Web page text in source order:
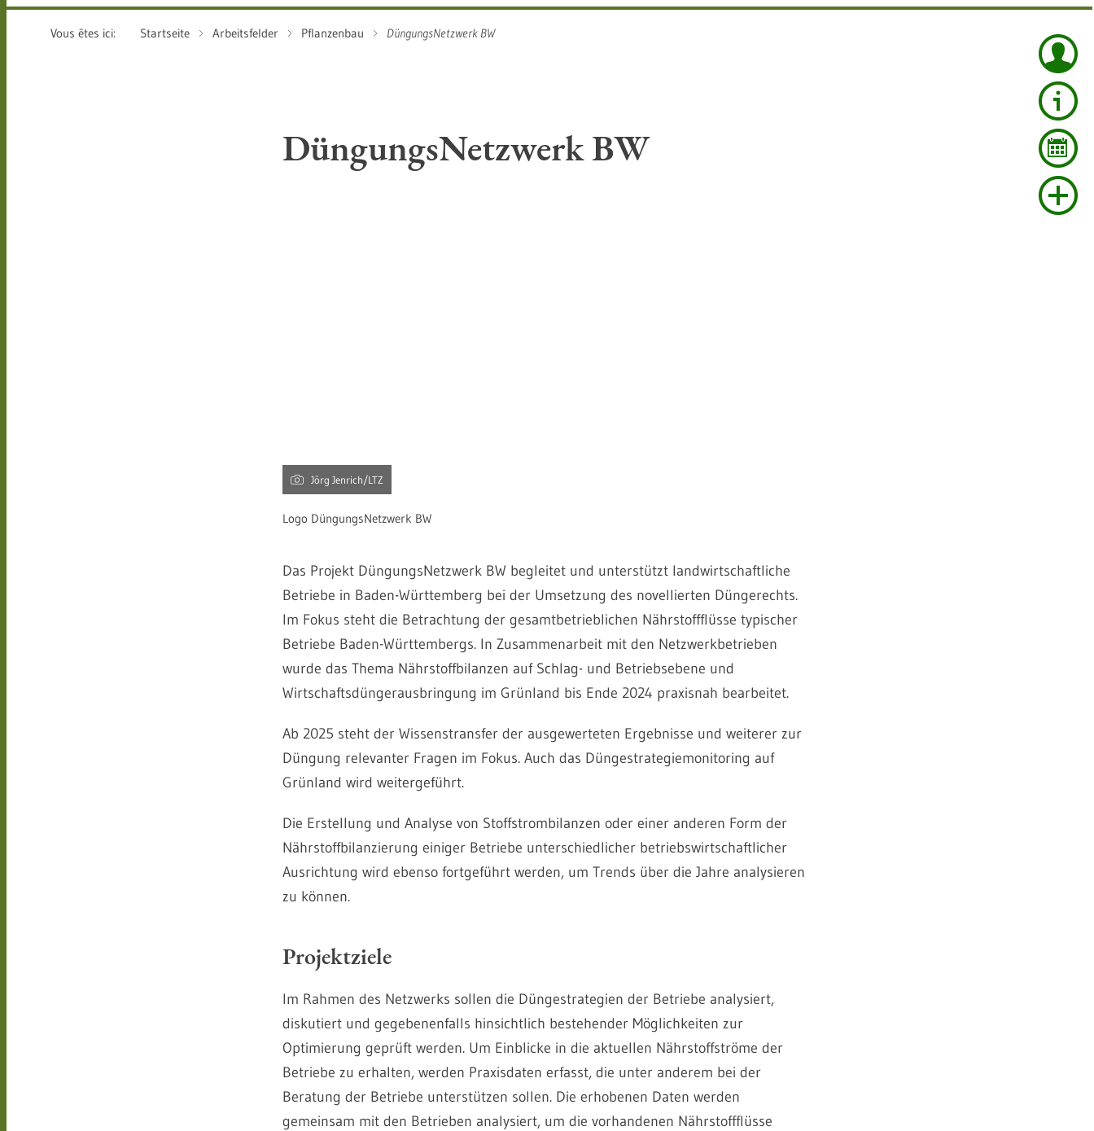
Vous êtes ici: Startseite Arbeitsfelder Pflanzenbau DüngungsNetzwerk BW
DüngungsNetzwerk BW
Jörg Jenrich/LTZ
Logo DüngungsNetzwerk BW
Das Projekt DüngungsNetzwerk BW begleitet und unterstützt landwirtschaftliche
Betriebe in Baden-Württemberg bei der Umsetzung des novellierten Düngerechts.
Im Fokus steht die Betrachtung der gesamtbetrieblichen Nährstoffflüsse typischer
Betriebe Baden-Württembergs. In Zusammenarbeit mit den Netzwerkbetrieben
wurde das Thema Nährstoffbilanzen auf Schlag- und Betriebsebene und
Wirtschaftsdüngerausbringung im Grünland bis Ende 2024 praxisnah bearbeitet.
Ab 2025 steht der Wissenstransfer der ausgewerteten Ergebnisse und weiterer zur
Düngung relevanter Fragen im Fokus. Auch das Düngestrategiemonitoring auf
Grünland wird weitergeführt.
Die Erstellung und Analyse von Stoffstrombilanzen oder einer anderen Form der
Nährstoffbilanzierung einiger Betriebe unterschiedlicher betriebswirtschaftlicher
Ausrichtung wird ebenso fortgeführt werden, um Trends über die Jahre analysieren
zu können.
Projektziele
Im Rahmen des Netzwerks sollen die Düngestrategien der Betriebe analysiert,
diskutiert und gegebenenfalls hinsichtlich bestehender Möglichkeiten zur
Optimierung geprüft werden. Um Einblicke in die aktuellen Nährstoffströme der
Betriebe zu erhalten, werden Praxisdaten erfasst, die unter anderem bei der
Beratung der Betriebe unterstützen sollen. Die erhobenen Daten werden
gemeinsam mit den Betrieben analysiert, um die vorhandenen Nährstoffflüsse